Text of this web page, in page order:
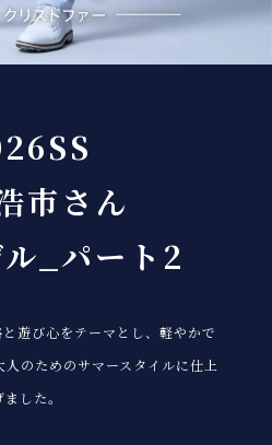
市さん
_パート2
遊び心をテーマとし、軽やかで
のためのサマースタイルに仕上
ました。